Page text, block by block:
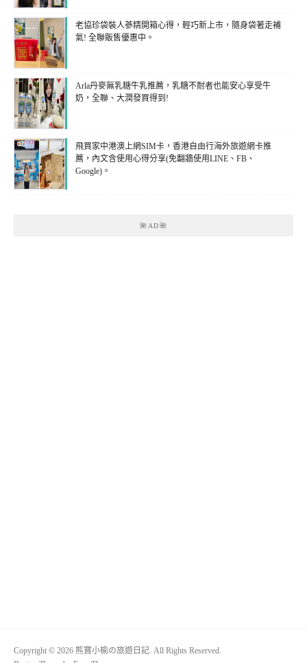
老協珍袋裝人蔘精開箱心得，輕巧新上市，隨身袋著走補
氣! 全聯販售優惠中。
Arla丹麥無乳糖牛乳推薦，乳糖不耐者也能安心享受牛
奶，全聯、大潤發買得到!
飛買家中港澳上網SIM卡，香港自由行海外旅遊網卡推
薦，內文含使用心得分享(免翻牆使用LINE、FB、
Google)。
🌺AD🌺
Copyright © 2026 熊寶小榆の旅遊日記. All Rights Reserved.